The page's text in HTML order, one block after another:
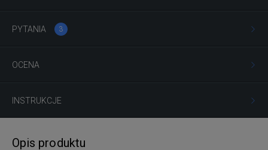
PYTANIA 3
OCENA
INSTRUKCJE
Opis produktu